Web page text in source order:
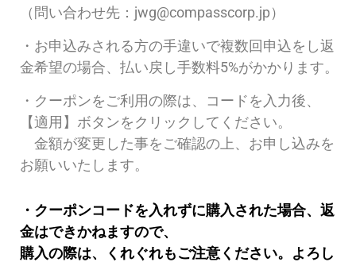
（問い合わせ先：jwg@compasscorp.jp）
・お申込みされる方の手違いで複数回申込をし返
金希望の場合、払い戻し手数料5%がかかります。
・クーポンをご利用の際は、コードを入力後、
【適用】ボタンをクリックしてください。
金額が変更した事をご確認の上、お申し込みを
お願いいたします。
・クーポンコードを入れずに購入された場合、返
金はできかねますので、
購入の際は、くれぐれもご注意ください。よろし